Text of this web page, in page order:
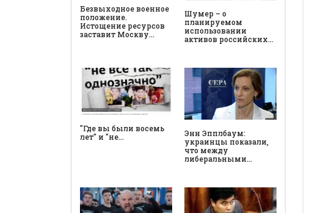
Безвыходное военное
положение.
Истощение ресурсов
заставит Москву…
Шумер – о
планируемом
использовании
активов российских…
"Где вы были восемь
лет" и "не…
Энн Эпплбаум:
украинцы показали,
что между
либеральными…